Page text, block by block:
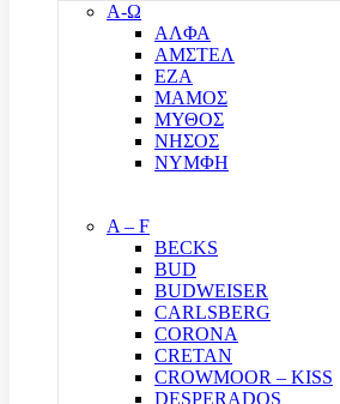
Α-Ω
ΑΛΦΑ
ΑΜΣΤΕΛ
ΕΖΑ
ΜΑΜΟΣ
ΜΥΘΟΣ
ΝΗΣΟΣ
ΝΥΜΦΗ
A – F
BECKS
BUD
BUDWEISER
CARLSBERG
CORONA
CRETAN
CROWMOOR – KISS
DESPERADOS